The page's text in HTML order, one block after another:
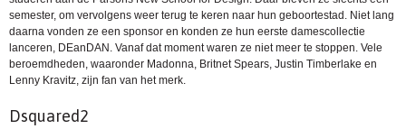
semester, om vervolgens weer terug te keren naar hun geboortestad. Niet lang
daarna vonden ze een sponsor en konden ze hun eerste damescollectie
lanceren, DEanDAN. Vanaf dat moment waren ze niet meer te stoppen. Vele
beroemdheden, waaronder Madonna, Britnet Spears, Justin Timberlake en
Lenny Kravitz, zijn fan van het merk.
Dsquared2